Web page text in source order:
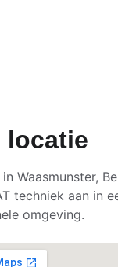
locatie
Waasmunster,
techniek aan in
omgeving.